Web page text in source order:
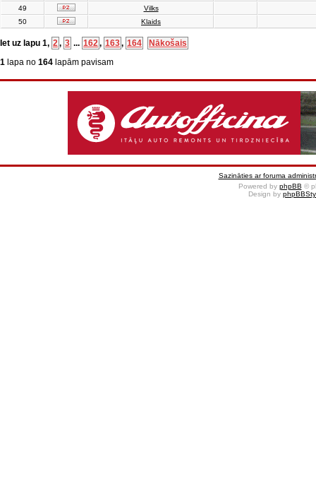
49
Vilks
50
Klaids
Iet uz lapu 1, 2, 3 ... 162, 163, 164
Nākošais
1 lapa no 164 lapām pavisam
Sazināties ar foruma
Powered by phpBB ©
Design by